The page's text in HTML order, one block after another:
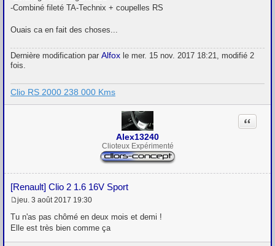
-Combiné fileté TA-Technix + coupelles RS
Ouais ca en fait des choses...
Dernière modification par Alfox le mer. 15 nov. 2017 18:21, modifié 2
fois.
Clio RS 2000 238 000 Kms
Alex13240
Clioteux Expérimenté
[Renault] Clio 2 1.6 16V Sport
Citation
M
e
s
s
a
jeu. 3 août 2017 19:30
Tu n'as pas chômé en deux mois et demi !
Elle est très bien comme ça